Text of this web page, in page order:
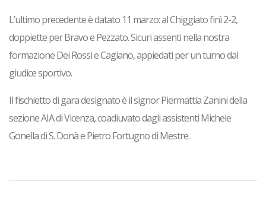
L’ultimo precedente è datato 11 marzo: al Chiggiato finì 2-2,
doppiette per Bravo e Pezzato. Sicuri assenti nella nostra
formazione Dei Rossi e Cagiano, appiedati per un turno dal
giudice sportivo.
Il fischietto di gara designato è il signor Piermattia Zanini della
sezione AIA di Vicenza, coadiuvato dagli assistenti Michele
Gonella di S. Donà e Pietro Fortugno di Mestre.